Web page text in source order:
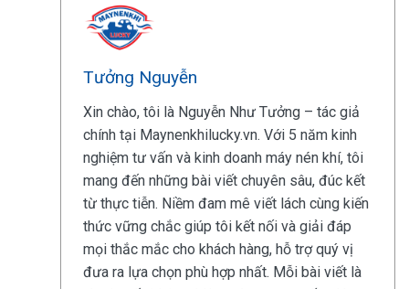
Tưởng Nguyễn
Xin chào, tôi là Nguyễn Như Tưởng – tác giả
chính tại Maynenkhilucky.vn. Với 5 năm kinh
nghiệm tư vấn và kinh doanh máy nén khí, tôi
mang đến những bài viết chuyên sâu, đúc kết
từ thực tiễn. Niềm đam mê viết lách cùng kiến
thức vững chắc giúp tôi kết nối và giải đáp
mọi thắc mắc cho khách hàng, hỗ trợ quý vị
đưa ra lựa chọn phù hợp nhất. Mỗi bài viết là